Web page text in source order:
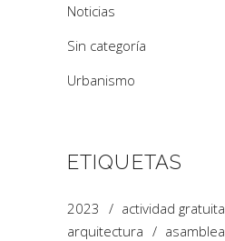
Noticias
Sin categoría
Urbanismo
ETIQUETAS
2023
actividad gratuita
arquitectura
asamblea